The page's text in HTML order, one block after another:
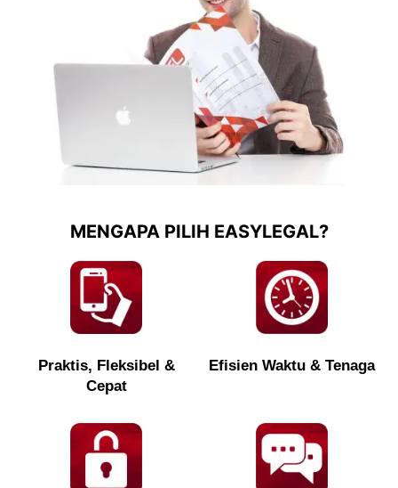
MENGAPA PILIH EASYLEGAL?
Praktis, Fleksibel &
Cepat
Efisien Waktu & Tenaga